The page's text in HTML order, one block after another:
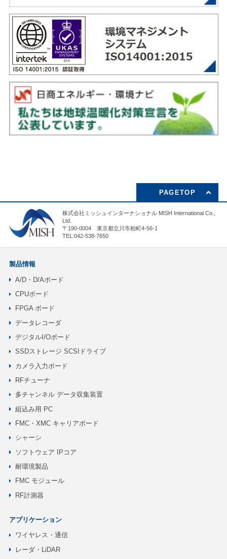
PAGETOP
株式会社ミッシュインターナショナル MISH International Co.,
Ltd.
〒190-0004 東京都立川市柏町4-56-1
TEL:042-538-7650
製品情報
A/D・D/Aボード
CPUボード
FPGA ボード
データレコーダ
デジタルI/Oボード
SSDストレージ SCSIドライブ
カメラ入力ボード
RFチューナ
多チャンネル データ収集装置
組込み用 PC
FMC・XMC キャリアボード
シャーシ
ソフトウェア IPコア
耐環境製品
FMC モジュール
RF計測器
アプリケーション
ワイヤレス・通信
レーダ・LiDAR